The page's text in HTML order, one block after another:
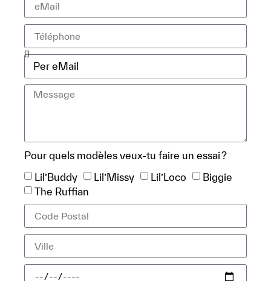
Pour quels modèles veux-tu faire un essai ?
Lil’Buddy
Lil’Missy Lil’Loco
Biggie
The Ruffian